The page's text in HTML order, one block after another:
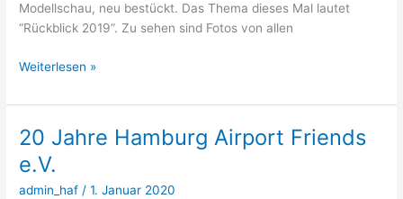
Modellschau, neu bestückt. Das Thema dieses Mal lautet
“Rückblick 2019”. Zu sehen sind Fotos von allen
Schaukasten
Weiterlesen »
20 Jahre Hamburg Airport Friends
e.V.
admin_haf/1. Januar 2020